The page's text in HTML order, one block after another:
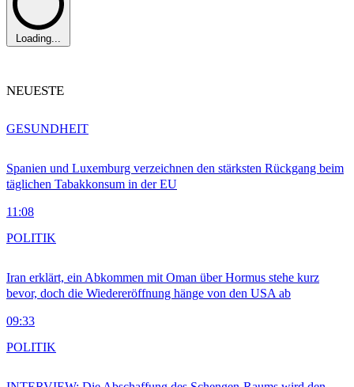
Loading...
NEUESTE
Spanien und Luxemburg verzeichnen den stärksten Rückgang beim
täglichen Tabakkonsum in der EU
11:08
GESUNDHEIT
Iran erklärt, ein Abkommen mit Oman über Hormus stehe kurz
bevor, doch die Wiedereröffnung hänge von den USA ab
09:33
POLITIK
POLITIK